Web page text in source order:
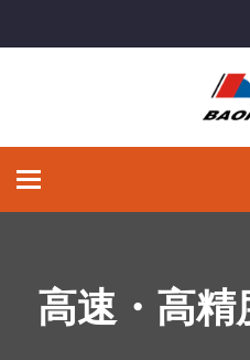
ナ
ョ高速・高精